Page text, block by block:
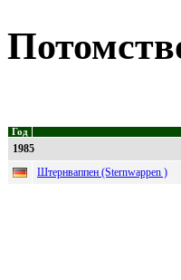
Год
1985
Штернваппен (Sternwappen )